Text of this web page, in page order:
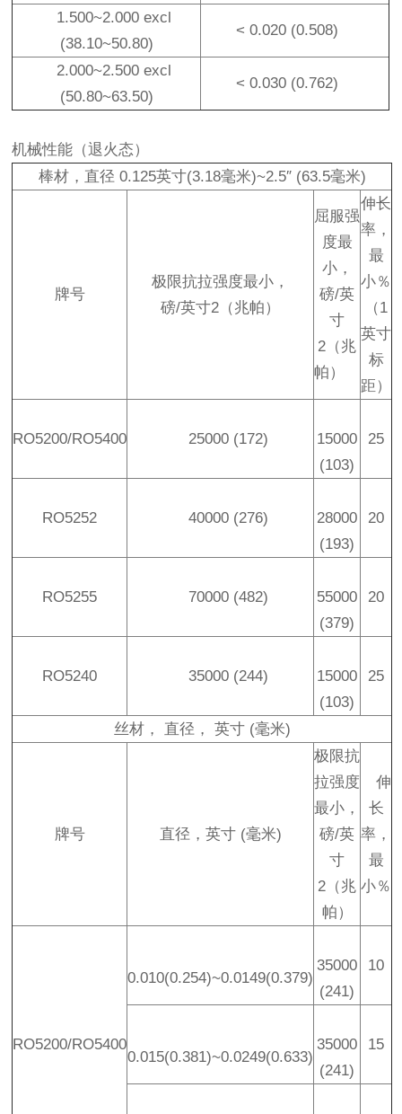
1.500~2.000 excl
(38.10~50.80)
< 0.020 (0.508)
2.000~2.500 excl
(50.80~63.50)
< 0.030 (0.762)
机械性能（退火态）
棒材， 直径 0.125英寸(3.18毫米)~2.5″ (63.5毫米)
牌号
极限抗拉强度最小，
磅/英寸2 （兆帕）
屈服强
度最
小，
磅/英
寸
2 （兆
帕）
伸长
率，
最
小％
（1
英寸
标
距）
RO5200/RO5400 25000 (172)
15000
(103)
25
RO5252 40000 (276)
28000
(193)
20
RO5255 70000 (482)
55000
(379)
20
RO5240 35000 (244)
15000
(103)
25
丝材， 直径 ， 英寸(毫米)
牌号 直径 ， 英寸(毫米)
极限抗
拉强度
最小，
磅/英
寸
2 （兆
帕）
伸
长
率，
最
小％
RO5200/RO5400
0.010(0.254)~0.0149(0.379)
35000
(241)
10
0.015(0.381)~0.0249(0.633)
35000
(241)
15